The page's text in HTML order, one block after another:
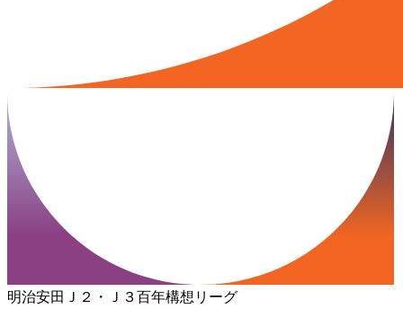
明治安田Ｊ２・Ｊ３百年構想リーグ